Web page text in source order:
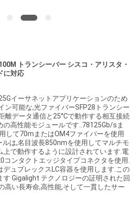
トランシーバー シスコ・アリスタ・
に対応
イーサネットアプリケーションのため
ン可能な,光ファイバーSFP28トランシー
離データ通信と25°Cで動作する相互接続
の高性能モジュールです..78125Gb/sま
して70mまたはOM4ファイバーを使用
ルは,名目波長850nmを使用してマルチモ
上で動作するように設計されています.電
コンタクトエッジタイプコネクタを使用.
ュプレックスLC容器を使用します.この
す Gigalight テクノロジーの証明された回
高い長寿命,高性能,そして一貫したサー